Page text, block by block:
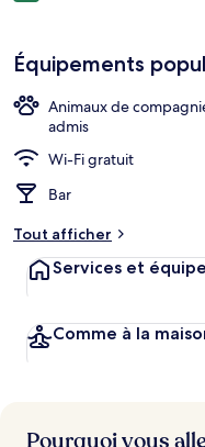
voyageurs
Équipements
Animaux de
admis
Wi-Fi gratuit
Bar
Tout afficher
Services et
Comme à la
Pourquoi vous